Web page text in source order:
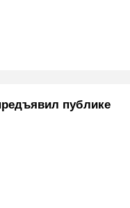
публике